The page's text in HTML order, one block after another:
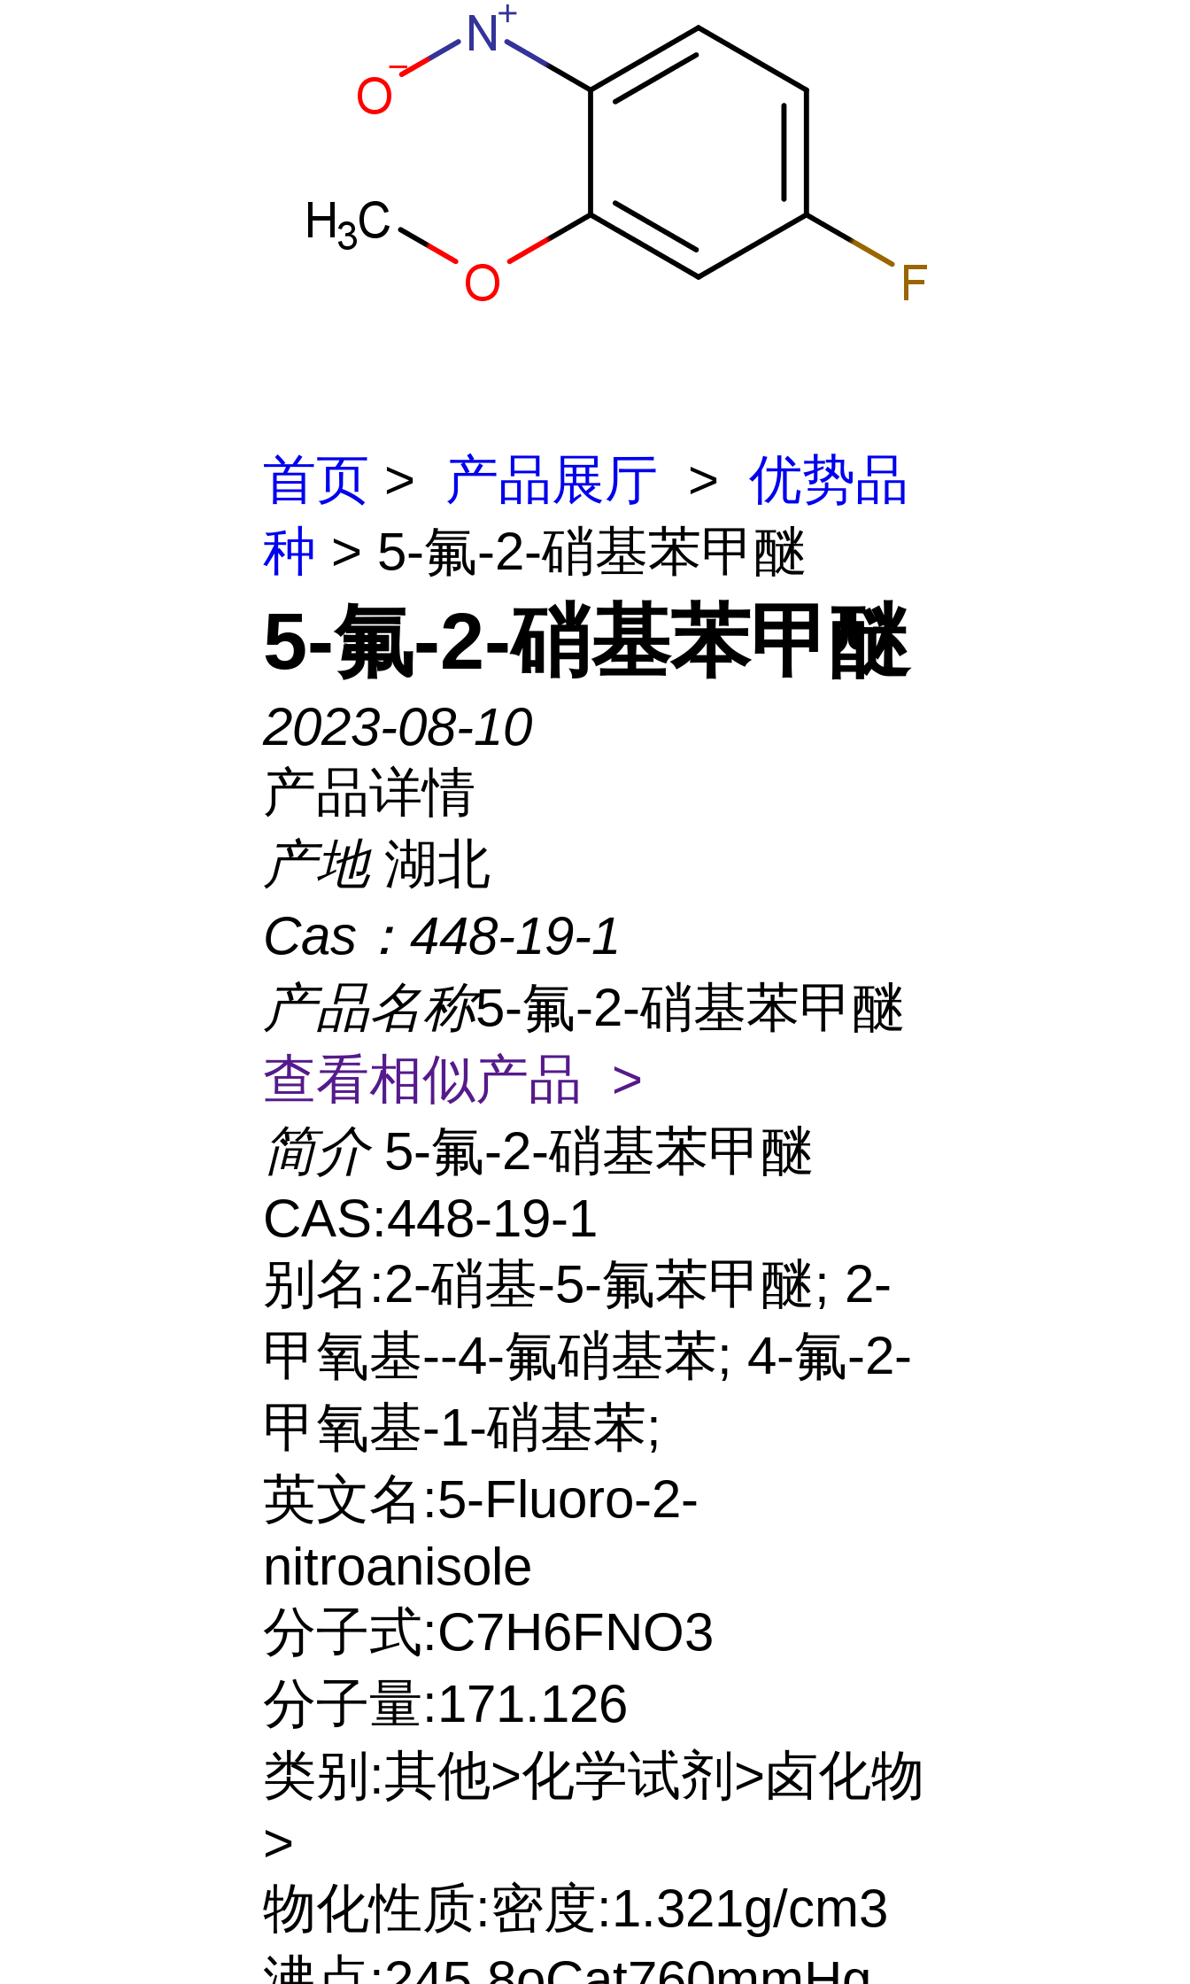
首页 > 产品展厅 > 优势品
种 > 5-氟-2-硝基苯甲醚
5-氟-2-硝基苯甲醚
2023-08-10
产品详情
产地 湖北
Cas： 448-19-1
产品名称5-氟-2-硝基苯甲醚
查看相似产品 >
简介 5-氟-2-硝基苯甲醚
CAS:448-19-1
别名:2-硝基-5-氟苯甲醚; 2-
甲氧基--4-氟硝基苯; 4-氟-2-
甲氧基-1-硝基苯;
英文名:5-Fluoro-2-
nitroanisole
分子式:C7H6FNO3
分子量:171.126
类别:其他>化学试剂>卤化物
>
物化性质:密度:1.321g/cm3